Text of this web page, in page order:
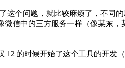
个问题，就比较麻烦了，不同
信中的三方服务一样（像某东
的时候开始了这个工具的开发